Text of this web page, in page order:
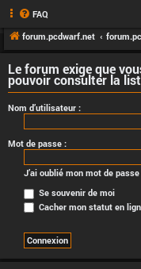
FAQ
forum.pcdwarf.net
Le forum exige que
pouvoir consulter la
Nom d’utilisateur :
Mot de passe :
J’ai oublié mon mot de passe
Se souvenir de moi
Cacher mon statut en